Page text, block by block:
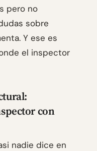
pero no
sobre
Y ese es
el inspector
con
nadie dice en